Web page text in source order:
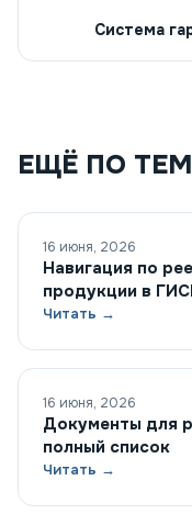
Система
ЕЩЁ ПО
16 июня, 2026
Навигация по
продукции в
Читать →
16 июня, 2026
Документы для
полный список
Читать →